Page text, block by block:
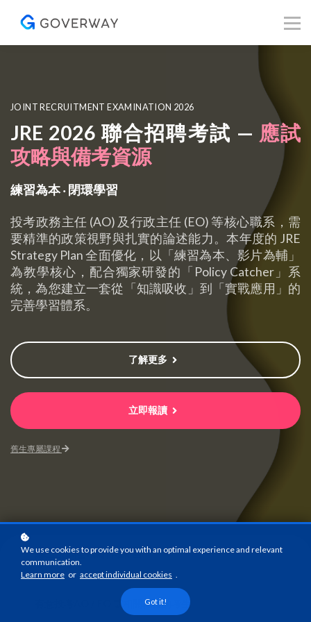
JOINT RECRUITMENT EXAMINATION 2026
JRE 2026 聯合招聘考試 — 應試
攻略與備考資源
練習為本 ‧ 閉環學習
投考政務主任 (AO) 及行政主任 (EO) 等核心職系，需
要精準的政策視野與扎實的論述能力。本年度的 JRE
Strategy Plan 全面優化，以「練習為本、影片為輔」
為教學核心，配合獨家研發的「Policy Catcher」系
統，為您建立一套從「知識吸收」到「實戰應用」的
完善學習體系。
了解更多
立即報讀
舊生專屬課程
線上課程+寫作練習
有意投考AO / EO 或相關職位的考生
We use cookies to provide you with an optimal experience and relevant
communication.
Learn more or accept individual cookies .
Got it!